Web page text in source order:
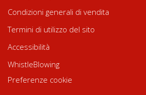
Condizioni generali di vendita
Termini di utilizzo del sito
Accessibilità
WhistleBlowing
Preferenze cookie